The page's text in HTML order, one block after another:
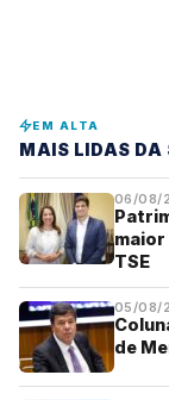
EM ALTA
MAIS LIDAS DA
06/08/
maior
TSE
05/08/
de